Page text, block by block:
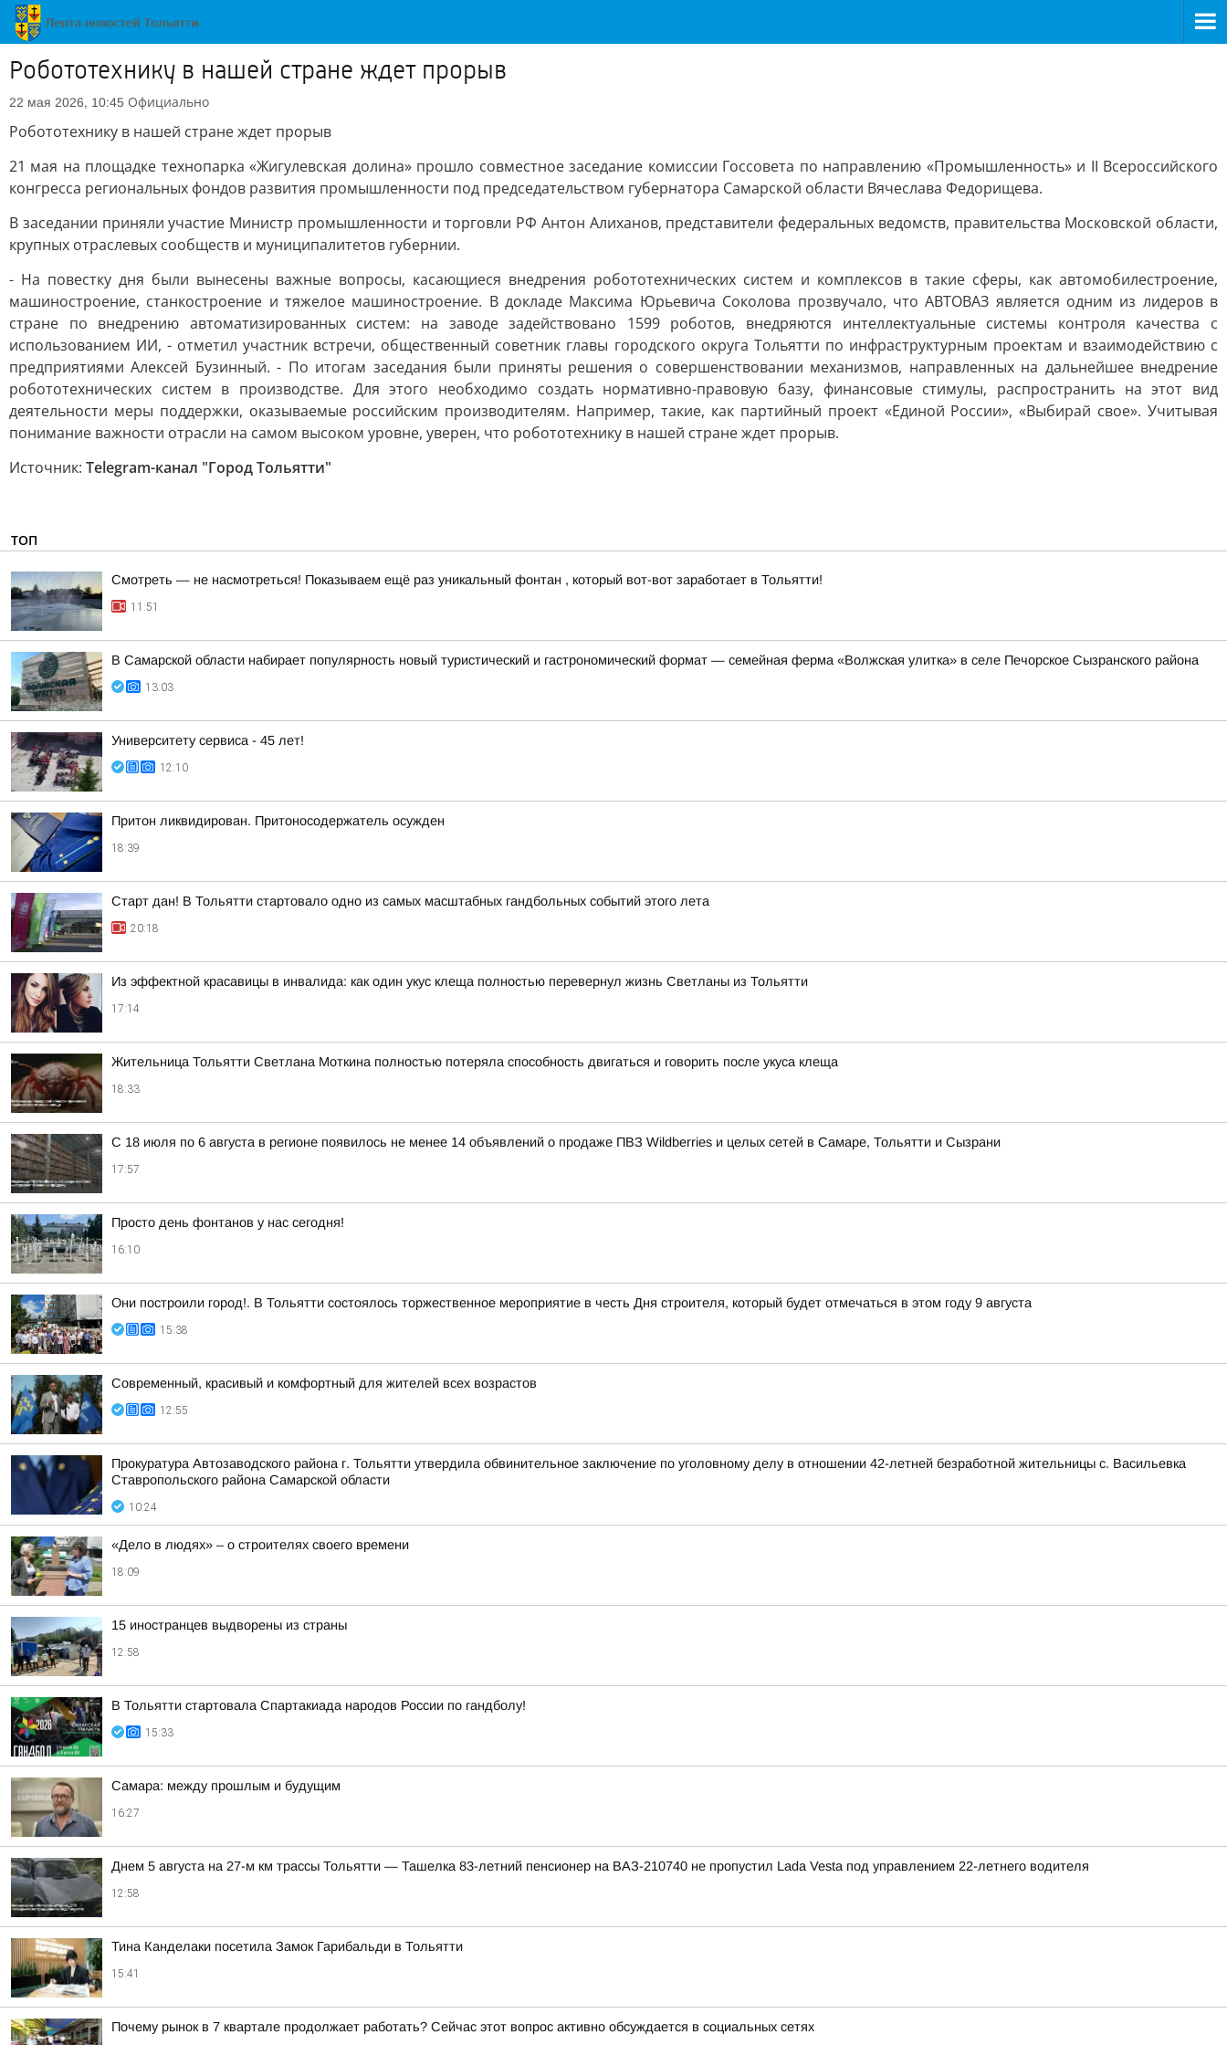
Робототехнику в нашей стране ждет прорыв
22 мая 2026, 10:45 Официально
Робототехнику в нашей стране ждет прорыв
21 мая на площадке технопарка «Жигулевская долина» прошло совместное заседание комиссии Госсовета по направлению «Промышленность» и II Всероссийского
конгресса региональных фондов развития промышленности под председательством губернатора Самарской области Вячеслава Федорищева.
В заседании приняли участие Министр промышленности и торговли РФ Антон Алиханов, представители федеральных ведомств, правительства Московской области,
крупных отраслевых сообществ и муниципалитетов губернии.
- На повестку дня были вынесены важные вопросы, касающиеся внедрения робототехнических систем и комплексов в такие сферы, как автомобилестроение,
машиностроение, станкостроение и тяжелое машиностроение. В докладе Максима Юрьевича Соколова прозвучало, что АВТОВАЗ является одним из лидеров в
стране по внедрению автоматизированных систем: на заводе задействовано 1599 роботов, внедряются интеллектуальные системы контроля качества с
использованием ИИ, - отметил участник встречи, общественный советник главы городского округа Тольятти по инфраструктурным проектам и взаимодействию с
предприятиями Алексей Бузинный. - По итогам заседания были приняты решения о совершенствовании механизмов, направленных на дальнейшее внедрение
робототехнических систем в производстве. Для этого необходимо создать нормативно-правовую базу, финансовые стимулы, распространить на этот вид
деятельности меры поддержки, оказываемые российским производителям. Например, такие, как партийный проект «Единой России», «Выбирай свое». Учитывая
понимание важности отрасли на самом высоком уровне, уверен, что робототехнику в нашей стране ждет прорыв.
Источник: Telegram-канал "Город Тольятти"
ТОП
Смотреть — не насмотреться! Показываем ещё раз уникальный фонтан , который вот-вот заработает в Тольятти!
11:51
В Самарской области набирает популярность новый туристический и гастрономический формат — семейная ферма «Волжская улитка» в селе Печорское Сызранского района
13:03
Университету сервиса - 45 лет!
12:10
Притон ликвидирован. Притоносодержатель осужден
18:39
Старт дан! В Тольятти стартовало одно из самых масштабных гандбольных событий этого лета
20:18
Из эффектной красавицы в инвалида: как один укус клеща полностью перевернул жизнь Светланы из Тольятти
17:14
Жительница Тольятти Светлана Моткина полностью потеряла способность двигаться и говорить после укуса клеща
18:33
С 18 июля по 6 августа в регионе появилось не менее 14 объявлений о продаже ПВЗ Wildberries и целых сетей в Самаре, Тольятти и Сызрани
17:57
Просто день фонтанов у нас сегодня!
16:10
Они построили город!. В Тольятти состоялось торжественное мероприятие в честь Дня строителя, который будет отмечаться в этом году 9 августа
15:38
Современный, красивый и комфортный для жителей всех возрастов
12:55
Прокуратура Автозаводского района г. Тольятти утвердила обвинительное заключение по уголовному делу в отношении 42-летней безработной жительницы с. Васильевка
Ставропольского района Самарской области
10:24
«Дело в людях» – о строителях своего времени
18:09
15 иностранцев выдворены из страны
12:58
В Тольятти стартовала Спартакиада народов России по гандболу!
15:33
Самара: между прошлым и будущим
16:27
Днем 5 августа на 27-м км трассы Тольятти — Ташелка 83-летний пенсионер на ВАЗ-210740 не пропустил Lada Vesta под управлением 22-летнего водителя
12:58
Тина Канделаки посетила Замок Гарибальди в Тольятти
15:41
Почему рынок в 7 квартале продолжает работать? Сейчас этот вопрос активно обсуждается в социальных сетях